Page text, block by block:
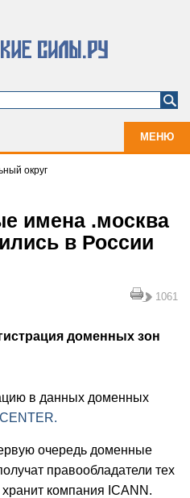
МЕНЮ
округ
имена .москва
в России
1061
доменных зон
в данных доменных
очередь доменные
правообладатели тех
компания ICANN.